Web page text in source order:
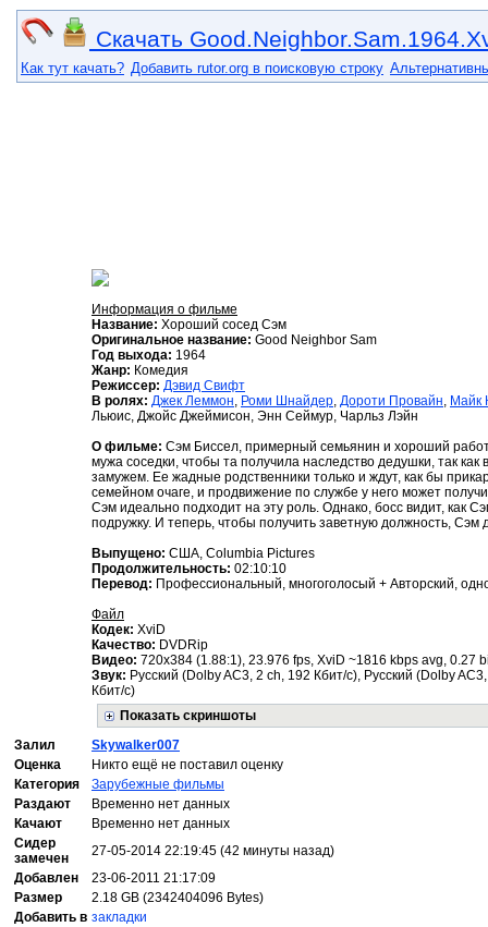
Скачать
Как тут качать? Добавить rutor.org в поисковую строку
Информация о фильме
Название: Хороший сосед Сэм
Оригинальное название: Good Neighbor Sam
Год выхода: 1964
Жанр: Комедия
Режиссер: Дэвид Свифт
В ролях: Джек Леммон, Роми Шнайдер, Дороти Провайн, Майк
Льюис, Джойс Джеймисон, Энн Сеймур, Чарльз Лэйн
О фильме: Сэм Биссел, примерный семьянин и хороший
мужа соседки, чтобы та получила наследство дедушки, так
замужем. Ее жадные родственники только и ждут, как бы
семейном очаге, и продвижение по службе у него может
Сэм идеально подходит на эту роль. Однако, босс видит, как
подружку. И теперь, чтобы получить заветную должность,
Выпущено: США, Columbia Pictures
Продолжительность: 02:10:10
Перевод: Профессиональный, многоголосый + Авторский,
Файл
Кодек: XviD
Качество: DVDRip
Видео: 720x384 (1.88:1), 23.976 fps, XviD ~1816 kbps avg, 0.27
Звук: Русский (Dolby AC3, 2 ch, 192 Кбит/с), Русский (Dolby
Кбит/с)
Показать скриншоты
Залил
Skywalker007
Оценка
Никто ещё не поставил оценку
Категория
Зарубежные фильмы
Раздают
Временно нет данных
Качают
Временно нет данных
Сидер
замечен
27-05-2014 22:19:45 (42 минуты назад)
Добавлен
23-06-2011 21:17:09
Размер
2.18 GB (2342404096 Bytes)
Добавить в закладки